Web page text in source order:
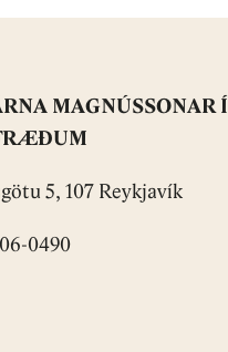
MAGNÚSSONAR Í
5, 107 Reykjavík
0490